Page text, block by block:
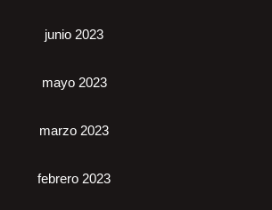
junio 2023
mayo 2023
marzo 2023
febrero 2023